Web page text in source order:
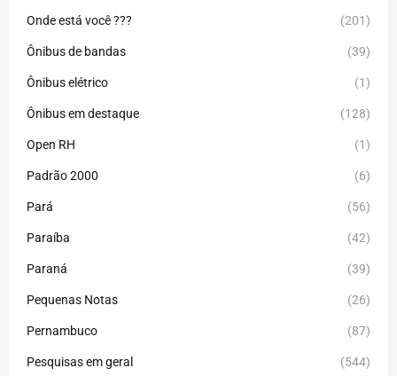
Onde está você ??? (201)
Ônibus de bandas (39)
Ônibus elétrico (1)
Ônibus em destaque (128)
Open RH (1)
Padrão 2000 (6)
Pará (56)
Paraíba (42)
Paraná (39)
Pequenas Notas (26)
Pernambuco (87)
Pesquisas em geral (544)